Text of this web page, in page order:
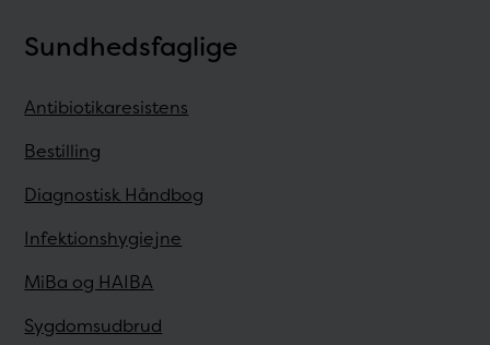
Sundhedsfaglige
Antibiotikaresistens
Bestilling
Diagnostisk Håndbog
Infektionshygiejne
MiBa og HAIBA
Sygdomsudbrud